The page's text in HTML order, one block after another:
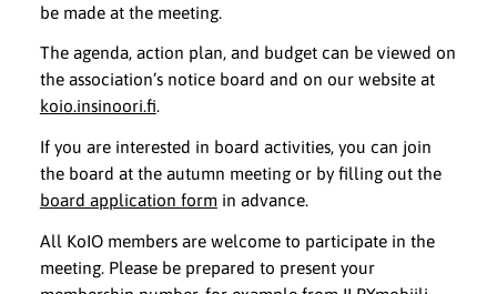
be made at the meeting.
The agenda, action plan, and budget can be viewed on
the association’s notice board and on our website at
koio.insinoori.fi.
If you are interested in board activities, you can join
the board at the autumn meeting or by filling out the
board application form in advance.
All KoIO members are welcome to participate in the
meeting. Please be prepared to present your